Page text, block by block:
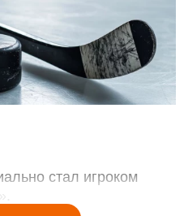
стал игроком